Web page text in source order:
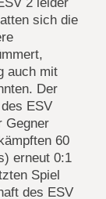
2 leider
sich die
auch mit
Der
ESV
Gegner
60
erneut 0:1
Spiel
des ESV